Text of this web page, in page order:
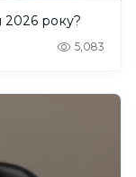
2026 року?
5,083